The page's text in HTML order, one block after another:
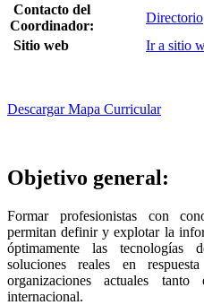
Contacto del
Coordinador:
Directorio
Sitio web
Ir a sitio
Descargar Mapa Curricular
Objetivo general:
Formar profesionistas con
permitan definir y explotar la
óptimamente las tecnologías
soluciones reales en
organizaciones actuales
internacional.